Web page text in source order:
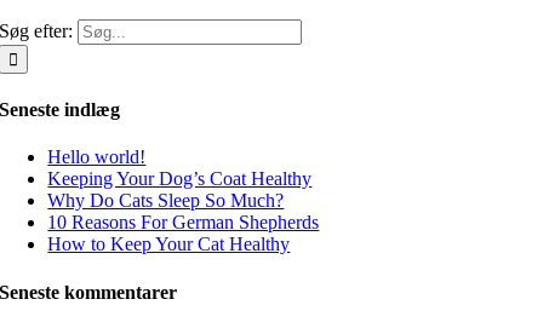
Søg efter:
Seneste indlæg
Hello world!
Keeping Your Dog’s Coat Healthy
Why Do Cats Sleep So Much?
10 Reasons For German Shepherds
How to Keep Your Cat Healthy
Seneste kommentarer